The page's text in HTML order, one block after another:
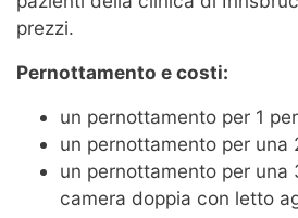
prezzi.
Pernottamento e costi:
un pernottamento per 1
un pernottamento per una
un pernottamento per una
camera doppia con letto